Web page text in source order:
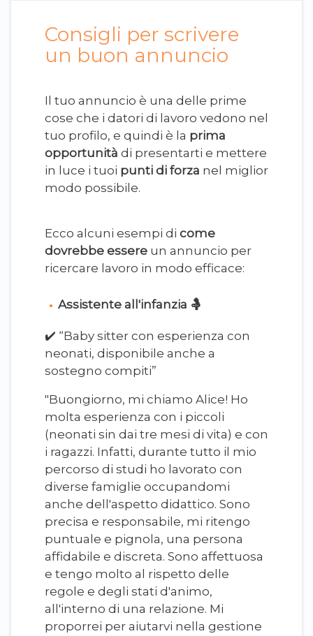
Consigli per scrivere
un buon annuncio
Il tuo annuncio è una delle prime
cose che i datori di lavoro vedono nel
tuo profilo, e quindi è la prima
opportunità di presentarti e mettere
in luce i tuoi punti di forza nel miglior
modo possibile.
Ecco alcuni esempi di come
dovrebbe essere un annuncio per
ricercare lavoro in modo efficace:
Assistente all'infanzia 🤱
✔️ “Baby sitter con esperienza con
neonati, disponibile anche a
sostegno compiti”
"Buongiorno, mi chiamo Alice! Ho
molta esperienza con i piccoli
(neonati sin dai tre mesi di vita) e con
i ragazzi. Infatti, durante tutto il mio
percorso di studi ho lavorato con
diverse famiglie occupandomi
anche dell'aspetto didattico. Sono
precisa e responsabile, mi ritengo
puntuale e pignola, una persona
affidabile e discreta. Sono affettuosa
e tengo molto al rispetto delle
regole e degli stati d'animo,
all'interno di una relazione. Mi
proporrei per aiutarvi nella gestione